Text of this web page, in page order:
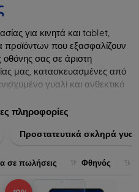
για κινητά και tablet,
που εξασφαλίζουν
οθόνης σας σε άριστη
μας, κατασκευασμένες από
γυαλί και ανθεκτικό
στην εφαρμογή και δεν
από τις τελευταίες
παράλληλα
πληροφορίες
Προστατευτικά σκληρά
σε πωλήσεις Φθηνός